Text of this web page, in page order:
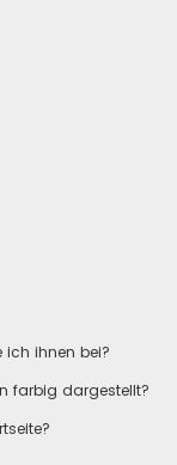
ich ihnen bei?
farbig dargestellt?